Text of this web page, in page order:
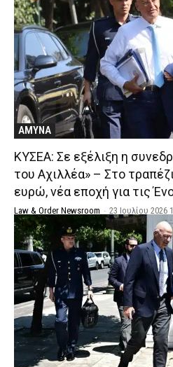
ΑΜΥΝΑ
ΚΥΣΕΑ: Σε εξέλιξη η
του Αχιλλέα» – Στο
ευρώ, νέα εποχή για τις
Law & Order Newsroom - 23 Ιουλίου 2026